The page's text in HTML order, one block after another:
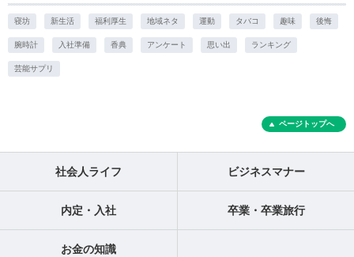
寝坊 新生活 福利厚生 地域ネタ 運動 タバコ 趣味 後悔
腕時計 入社準備 香典 アンケート 思い出 ランキング
芸能サプリ
ページトップへ
社会人ライフ ビジネスマナー
内定・入社 卒業・卒業旅行
お金の知識